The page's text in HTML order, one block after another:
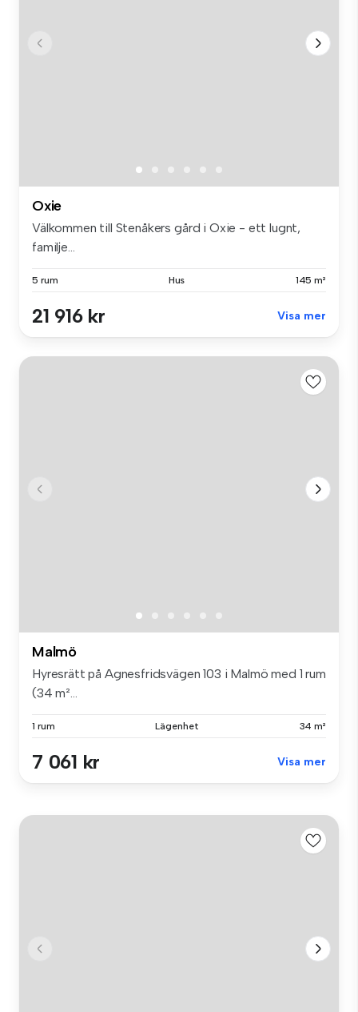
Oxie
Välkommen till Stenåkers gård i Oxie - ett lugnt,
familje...
5 rum Hus 145 m²
21 916 kr Visa mer
Malmö
Hyresrätt på Agnesfridsvägen 103 i Malmö med 1 rum
(34 m²...
1 rum Lägenhet 34 m²
7 061 kr Visa mer